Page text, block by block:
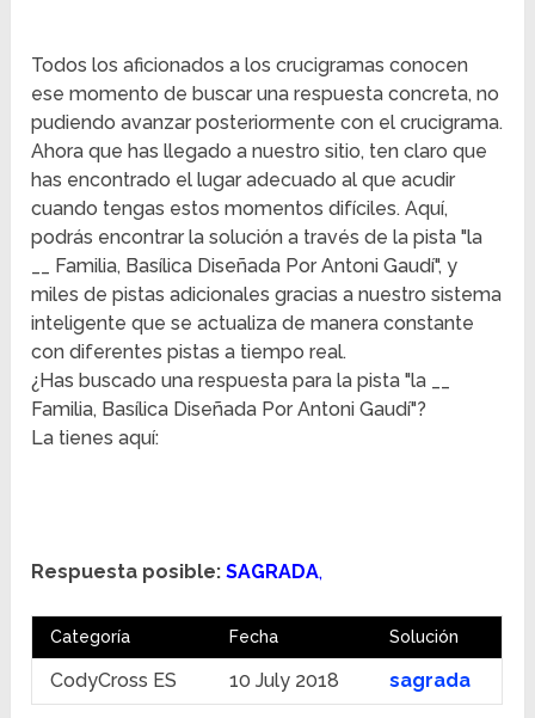
Todos los aficionados a los crucigramas conocen
ese momento de buscar una respuesta concreta, no
pudiendo avanzar posteriormente con el crucigrama.
Ahora que has llegado a nuestro sitio, ten claro que
has encontrado el lugar adecuado al que acudir
cuando tengas estos momentos difíciles. Aquí,
podrás encontrar la solución a través de la pista "la
__ Familia, Basílica Diseñada Por Antoni Gaudí", y
miles de pistas adicionales gracias a nuestro sistema
inteligente que se actualiza de manera constante
con diferentes pistas a tiempo real.
¿Has buscado una respuesta para la pista "la __
Familia, Basílica Diseñada Por Antoni Gaudí"?
La tienes aquí:
Respuesta posible: SAGRADA,
Categoría Fecha Solución
CodyCross ES 10 July 2018 sagrada